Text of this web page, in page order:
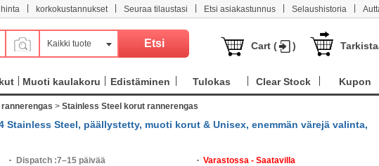
korkokustannukset Seuraa tilaustasi Etsi asiakastunnus Selaushistoria
Kaikki tuote Cart ( )
Muoti kaulakoru Edistäminen Tulokas Clear Stock Kupon
> Stainless Steel korut rannerengas
Stainless Steel, päällystetty, muoti korut & Unisex, enemmän värejä valinta,
Dispatch :7–15 päivää Varastossa - Saatavilla